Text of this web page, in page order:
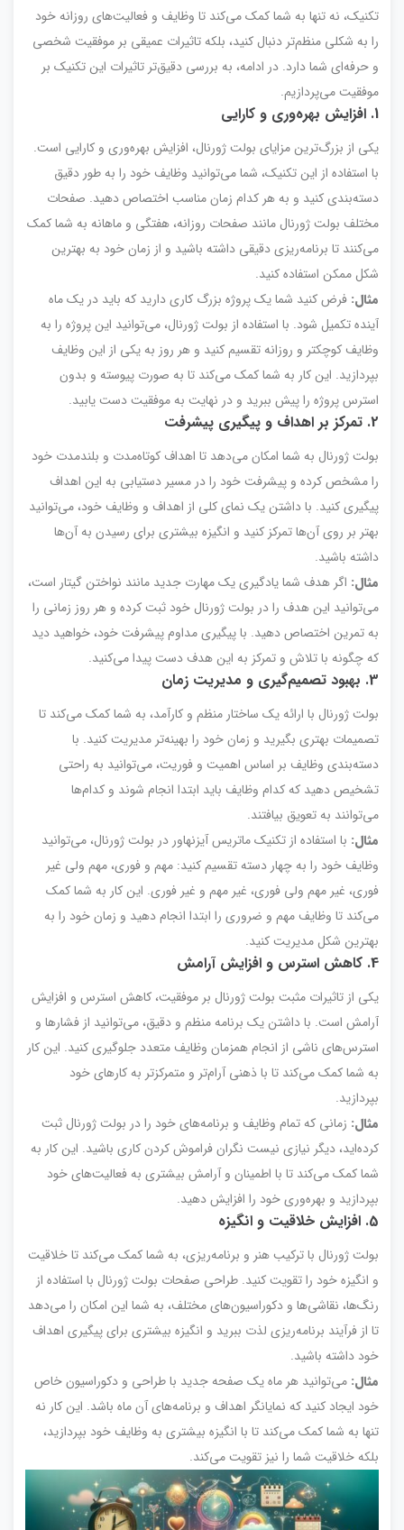
تکنیک، نه تنها به شما کمک می‌کند تا وظایف و فعالیت‌های روزانه خود
را به شکلی منظم‌تر دنبال کنید، بلکه تاثیرات عمیقی بر موفقیت شخصی
و حرفه‌ای شما دارد. در ادامه، به بررسی دقیق‌تر تاثیرات این تکنیک بر
موفقیت می‌پردازیم.
1. افزایش بهره‌وری و کارایی
یکی از بزرگ‌ترین مزایای بولت ژورنال، افزایش بهره‌وری و کارایی است.
با استفاده از این تکنیک، شما می‌توانید وظایف خود را به طور دقیق
دسته‌بندی کنید و به هر کدام زمان مناسب اختصاص دهید. صفحات
مختلف بولت ژورنال مانند صفحات روزانه، هفتگی و ماهانه به شما کمک
می‌کنند تا برنامه‌ریزی دقیقی داشته باشید و از زمان خود به بهترین
شکل ممکن استفاده کنید.
مثال: فرض کنید شما یک پروژه بزرگ کاری دارید که باید در یک ماه
آینده تکمیل شود. با استفاده از بولت ژورنال، می‌توانید این پروژه را به
وظایف کوچکتر و روزانه تقسیم کنید و هر روز به یکی از این وظایف
بپردازید. این کار به شما کمک می‌کند تا به صورت پیوسته و بدون
استرس پروژه را پیش ببرید و در نهایت به موفقیت دست یابید.
2. تمرکز بر اهداف و پیگیری پیشرفت
بولت ژورنال به شما امکان می‌دهد تا اهداف کوتاه‌مدت و بلندمدت خود
را مشخص کرده و پیشرفت خود را در مسیر دستیابی به این اهداف
پیگیری کنید. با داشتن یک نمای کلی از اهداف و وظایف خود، می‌توانید
بهتر بر روی آن‌ها تمرکز کنید و انگیزه بیشتری برای رسیدن به آن‌ها
داشته باشید.
مثال: اگر هدف شما یادگیری یک مهارت جدید مانند نواختن گیتار است،
می‌توانید این هدف را در بولت ژورنال خود ثبت کرده و هر روز زمانی را
به تمرین اختصاص دهید. با پیگیری مداوم پیشرفت خود، خواهید دید
که چگونه با تلاش و تمرکز به این هدف دست پیدا می‌کنید.
3. بهبود تصمیم‌گیری و مدیریت زمان
بولت ژورنال با ارائه یک ساختار منظم و کارآمد، به شما کمک می‌کند تا
تصمیمات بهتری بگیرید و زمان خود را بهینه‌تر مدیریت کنید. با
دسته‌بندی وظایف بر اساس اهمیت و فوریت، می‌توانید به راحتی
تشخیص دهید که کدام وظایف باید ابتدا انجام شوند و کدام‌ها
می‌توانند به تعویق بیافتند.
مثال: با استفاده از تکنیک ماتریس آیزنهاور در بولت ژورنال، می‌توانید
وظایف خود را به چهار دسته تقسیم کنید: مهم و فوری، مهم ولی غیر
فوری، غیر مهم ولی فوری، غیر مهم و غیر فوری. این کار به شما کمک
می‌کند تا وظایف مهم و ضروری را ابتدا انجام دهید و زمان خود را به
بهترین شکل مدیریت کنید.
4. کاهش استرس و افزایش آرامش
یکی از تاثیرات مثبت بولت ژورنال بر موفقیت، کاهش استرس و افزایش
آرامش است. با داشتن یک برنامه منظم و دقیق، می‌توانید از فشارها و
استرس‌های ناشی از انجام همزمان وظایف متعدد جلوگیری کنید. این کار
به شما کمک می‌کند تا با ذهنی آرام‌تر و متمرکزتر به کارهای خود
بپردازید.
مثال: زمانی که تمام وظایف و برنامه‌های خود را در بولت ژورنال ثبت
کرده‌اید، دیگر نیازی نیست نگران فراموش کردن کاری باشید. این کار به
شما کمک می‌کند تا با اطمینان و آرامش بیشتری به فعالیت‌های خود
بپردازید و بهره‌وری خود را افزایش دهید.
5. افزایش خلاقیت و انگیزه
بولت ژورنال با ترکیب هنر و برنامه‌ریزی، به شما کمک می‌کند تا خلاقیت
و انگیزه خود را تقویت کنید. طراحی صفحات بولت ژورنال با استفاده از
رنگ‌ها، نقاشی‌ها و دکوراسیون‌های مختلف، به شما این امکان را می‌دهد
تا از فرآیند برنامه‌ریزی لذت ببرید و انگیزه بیشتری برای پیگیری اهداف
خود داشته باشید.
مثال: می‌توانید هر ماه یک صفحه جدید با طراحی و دکوراسیون خاص
خود ایجاد کنید که نمایانگر اهداف و برنامه‌های آن ماه باشد. این کار نه
تنها به شما کمک می‌کند تا با انگیزه بیشتری به وظایف خود بپردازید،
بلکه خلاقیت شما را نیز تقویت می‌کند.